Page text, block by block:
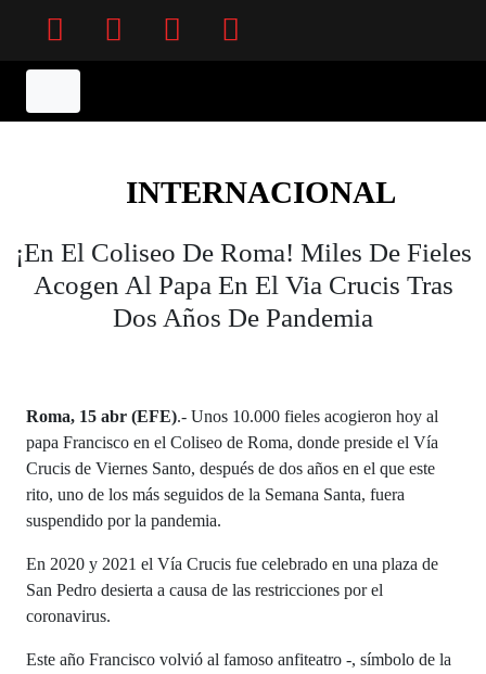
INTERNACIONAL
¡En El Coliseo De Roma! Miles De Fieles
Acogen Al Papa En El Via Crucis Tras
Dos Años De Pandemia
Roma, 15 abr (EFE).- Unos 10.000 fieles acogieron hoy al
papa Francisco en el Coliseo de Roma, donde preside el Vía
Crucis de Viernes Santo, después de dos años en el que este
rito, uno de los más seguidos de la Semana Santa, fuera
suspendido por la pandemia.
En 2020 y 2021 el Vía Crucis fue celebrado en una plaza de
San Pedro desierta a causa de las restricciones por el
coronavirus.
Este año Francisco volvió al famoso anfiteatro -, símbolo de la